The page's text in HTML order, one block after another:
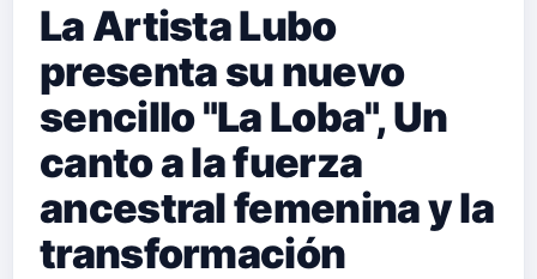
La Artista Lubo
presenta su nuevo
sencillo "La Loba", Un
canto a la fuerza
ancestral femenina y la
transformación